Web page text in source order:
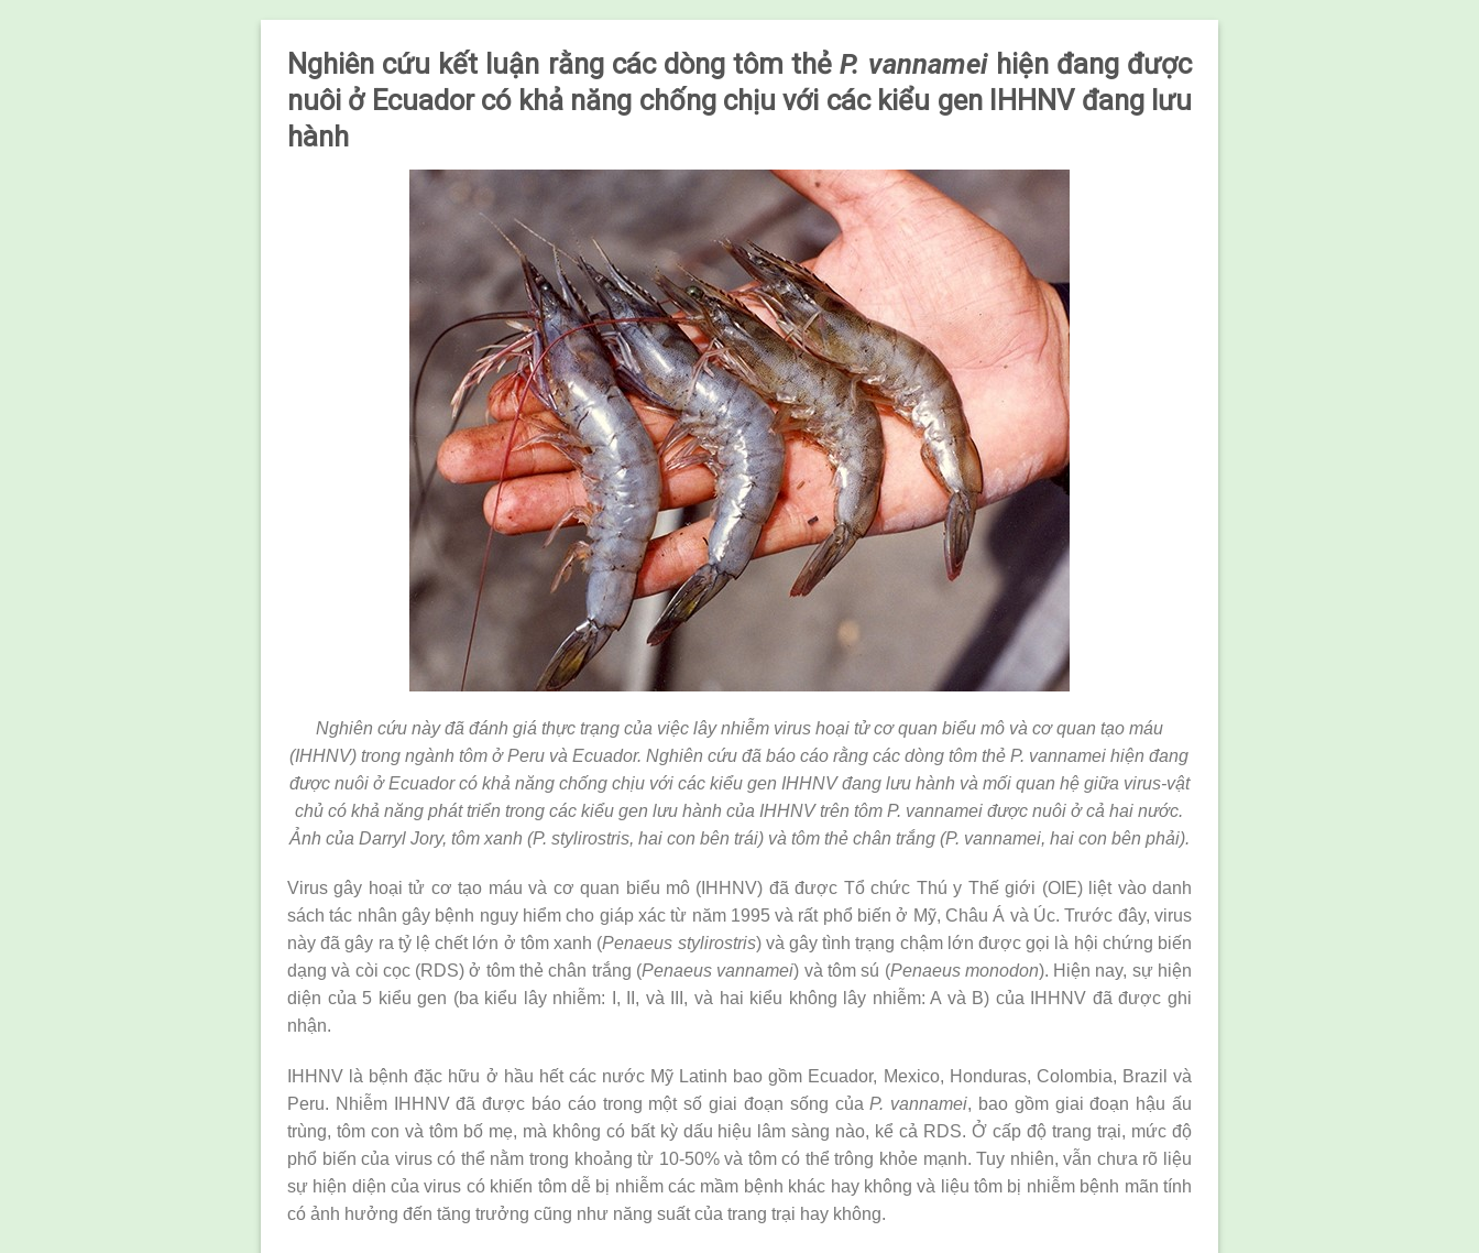
Nghiên cứu kết luận rằng các dòng tôm thẻP. vannameihiện đang được
nuôi ở Ecuador có khả năng chống chịu với các kiểu gen IHHNV đang lưu
hành
Nghiên cứu này đã đánh giá thực trạng của việc lây nhiễm virus hoại tử cơ quan biểu mô và cơ quan tạo máu
(IHHNV) trong ngành tôm ở Peru và Ecuador. Nghiên cứu đã báo cáo rằng các dòng tôm thẻ P. vannamei hiện đang
được nuôi ở Ecuador có khả năng chống chịu với các kiểu gen IHHNV đang lưu hành và mối quan hệ giữa virus-vật
chủ có khả năng phát triển trong các kiểu gen lưu hành của IHHNV trên tôm P. vannamei được nuôi ở cả hai nước.
Ảnh của Darryl Jory, tôm xanh (P. stylirostris, hai con bên trái) và tôm thẻ chân trắng (P. vannamei, hai con bên phải).
Virus gây hoại tử cơ tạo máu và cơ quan biểu mô (IHHNV) đã được Tổ chức Thú y Thế giới (OIE) liệt vào danh
sách tác nhân gây bệnh nguy hiểm cho giáp xác từ năm 1995 và rất phổ biến ở Mỹ, Châu Á và Úc. Trước đây, virus
này đã gây ra tỷ lệ chết lớn ở tôm xanh (Penaeus stylirostris) và gây tình trạng chậm lớn được gọi là hội chứng biến
dạng và còi cọc (RDS) ở tôm thẻ chân trắng (Penaeus vannamei) và tôm sú (Penaeus monodon). Hiện nay, sự hiện
diện của 5 kiểu gen (ba kiểu lây nhiễm: I, II, và III, và hai kiểu không lây nhiễm: A và B) của IHHNV đã được ghi
nhận.
IHHNV là bệnh đặc hữu ở hầu hết các nước Mỹ Latinh bao gồm Ecuador, Mexico, Honduras, Colombia, Brazil và
Peru. Nhiễm IHHNV đã được báo cáo trong một số giai đoạn sống củaP. vannamei, bao gồm giai đoạn hậu ấu
trùng, tôm con và tôm bố mẹ, mà không có bất kỳ dấu hiệu lâm sàng nào, kể cả RDS. Ở cấp độ trang trại, mức độ
phổ biến của virus có thể nằm trong khoảng từ 10-50% và tôm có thể trông khỏe mạnh. Tuy nhiên, vẫn chưa rõ liệu
sự hiện diện của virus có khiến tôm dễ bị nhiễm các mầm bệnh khác hay không và liệu tôm bị nhiễm bệnh mãn tính
có ảnh hưởng đến tăng trưởng cũng như năng suất của trang trại hay không.